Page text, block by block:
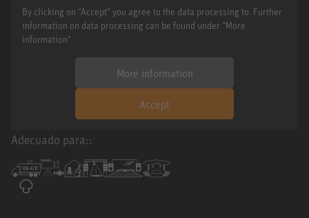
By clicking on "Accept" you agree to the data processing to. Further
information on data processing can be found under "More
information".
More information
Accept
Adecuado para::